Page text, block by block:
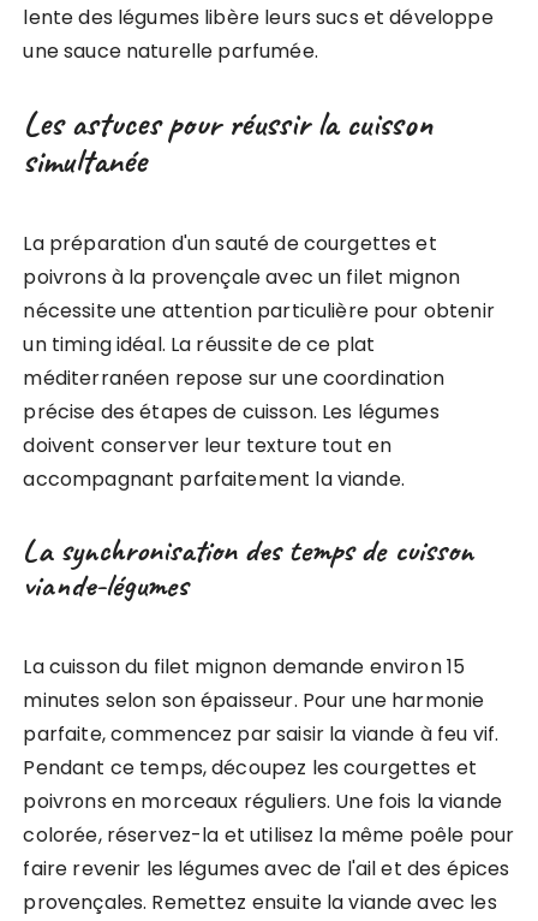
lente des légumes libère leurs sucs et développe
une sauce naturelle parfumée.
Les astuces pour réussir la cuisson
simultanée
La préparation d'un sauté de courgettes et
poivrons à la provençale avec un filet mignon
nécessite une attention particulière pour obtenir
un timing idéal. La réussite de ce plat
méditerranéen repose sur une coordination
précise des étapes de cuisson. Les légumes
doivent conserver leur texture tout en
accompagnant parfaitement la viande.
La synchronisation des temps de cuisson
viande-légumes
La cuisson du filet mignon demande environ 15
minutes selon son épaisseur. Pour une harmonie
parfaite, commencez par saisir la viande à feu vif.
Pendant ce temps, découpez les courgettes et
poivrons en morceaux réguliers. Une fois la viande
colorée, réservez-la et utilisez la même poêle pour
faire revenir les légumes avec de l'ail et des épices
provençales. Remettez ensuite la viande avec les